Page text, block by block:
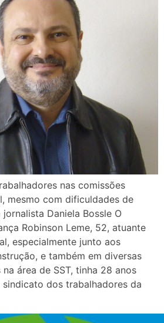
nas comissões
mesmo com dificuldades de
Daniela Bossle O
Robinson Leme, 52, atuante
especialmente junto aos
e também em diversas
área de SST, tinha 28 anos
dos trabalhadores da